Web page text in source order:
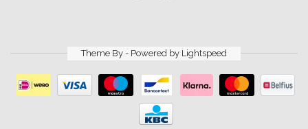
Theme By - Powered by Lightspeed